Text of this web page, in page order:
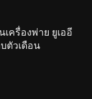
ครื่องพ่าย ยูเออี
ตัวเดือน